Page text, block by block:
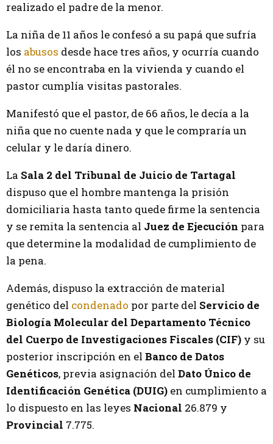
realizado el padre de la menor.
La niña de 11 años le confesó a su papá que sufría
los abusos desde hace tres años, y ocurría cuando
él no se encontraba en la vivienda y cuando el
pastor cumplía visitas pastorales.
Manifestó que el pastor, de 66 años, le decía a la
niña que no cuente nada y que le compraría un
celular y le daría dinero.
La Sala 2 del Tribunal de Juicio de Tartagal
dispuso que el hombre mantenga la prisión
domiciliaria hasta tanto quede firme la sentencia
y se remita la sentencia al Juez de Ejecución para
que determine la modalidad de cumplimiento de
la pena.
Además, dispuso la extracción de material
genético del condenado por parte del Servicio de
Biología Molecular del Departamento Técnico
del Cuerpo de Investigaciones Fiscales (CIF) y su
posterior inscripción en el Banco de Datos
Genéticos, previa asignación del Dato Único de
Identificación Genética (DUIG) en cumplimiento a
lo dispuesto en las leyes Nacional 26.879 y
Provincial 7.775.